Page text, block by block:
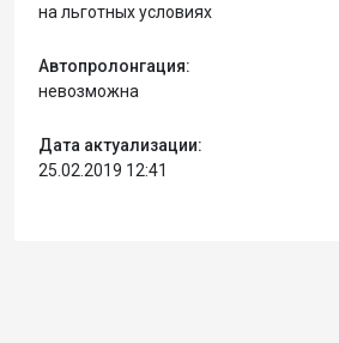
на льготных условиях
Автопролонгация:
невозможна
Дата актуализации:
25.02.2019 12:41